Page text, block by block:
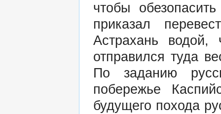
чтобы
приказал
Астрахань водой,
отправился туда
По заданию
побережье
будущего похода